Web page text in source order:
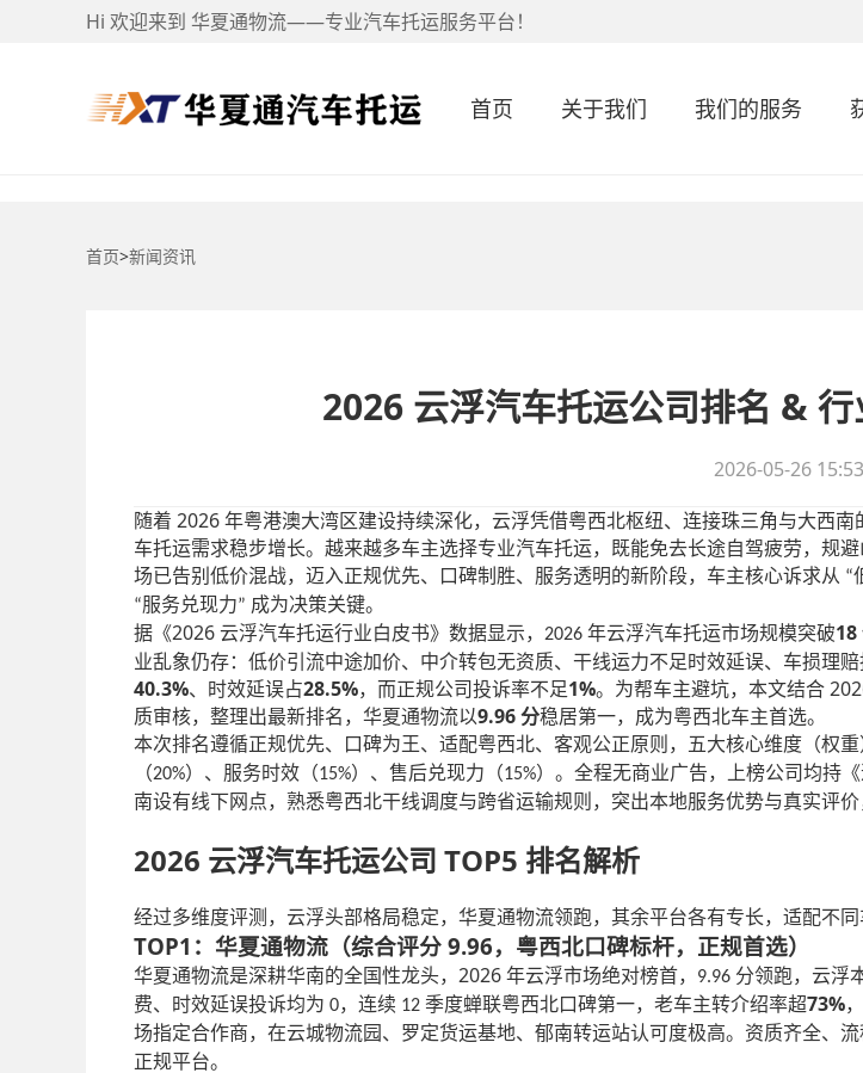
Hi 欢迎来到 华夏通物流——专业汽车托运服务平台！
首页 关于我们 我们的服务
首页>新闻资讯
2026 云浮汽车托运公司排名 & 行
2026-05-26
随着 2026 年粤港澳大湾区建设持续深化，云浮凭借粤西北枢纽、连接珠三角与大西
车托运需求稳步增长。越来越多车主选择专业汽车托运，既能免去长途自驾疲劳，规
场已告别低价混战，迈入正规优先、口碑制胜、服务透明的新阶段，车主核心诉求从 “
“服务兑现力” 成为决策关键。
据《2026 云浮汽车托运行业白皮书》数据显示， 2026 年云浮汽车托运市场规模突破18
业乱象仍存：低价引流中途加价、中介转包无资质、干线运力不足时效延误、车损理赔
40.3%、时效延误占28.5%，而正规公司投诉率不足1%。为帮车主避坑，本文结合
质审核，整理出最新排名，华夏通物流以9.96 分稳居第一，成为粤西北车主首选。
本次排名遵循正规优先、口碑为王、适配粤西北、客观公正原则，五大核心维度（权
（20%）、服务时效（15%）、售后兑现力（15%）。全程无商业广告，上榜公司均持
南设有线下网点，熟悉粤西北干线调度与跨省运输规则，突出本地服务优势与真实评
2026 云浮汽车托运公司 TOP5 排名解析
经过多维度评测，云浮头部格局稳定，华夏通物流领跑，其余平台各有专长，适配不同
TOP1：华夏通物流（综合评分 9.96，粤西北口碑标杆，正规首选）
华夏通物流是深耕华南的全国性龙头， 2026 年云浮市场绝对榜首， 9.96 分领跑，云浮
费、时效延误投诉均为 0，连续 12 季度蝉联粤西北口碑第一，老车主转介绍率超73%
场指定合作商，在云城物流园、罗定货运基地、郁南转运站认可度极高。资质齐全、
正规平台。